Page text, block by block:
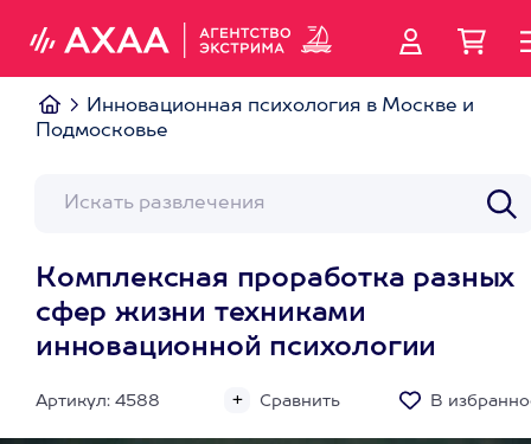
Инновационная психология в Москве и
Подмосковье
Комплексная проработка разных
сфер жизни техниками
инновационной психологии
Артикул: 4588 Сравнить В